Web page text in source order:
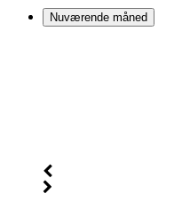
Nuværende måned